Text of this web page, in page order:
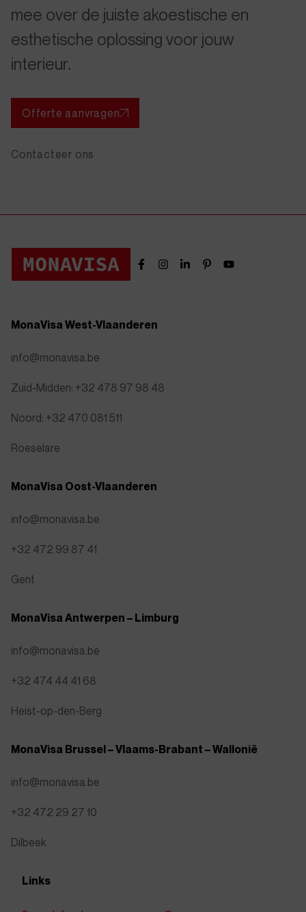
mee over de juiste akoestische en
esthetische oplossing voor jouw
interieur.
Offerte aanvragen
Contacteer ons
MonaVisa West-Vlaanderen
info@monavisa.be
Zuid-Midden: +32 478 97 98 48
Noord: +32 470 081 511
Roeselare
MonaVisa Oost-Vlaanderen
info@monavisa.be
+32 472 99 87 41
Gent
MonaVisa Antwerpen – Limburg
info@monavisa.be
+32 474 44 41 68
Heist-op-den-Berg
MonaVisa Brussel – Vlaams-Brabant – Wallonië
info@monavisa.be
+32 472 29 27 10
Dilbeek
Links